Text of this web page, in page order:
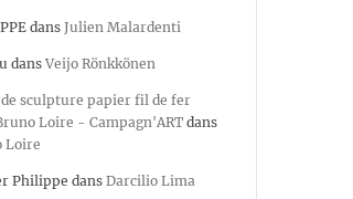
dans Julien Malardenti
dans Veijo Rönkkönen
de sculpture papier fil de fer
Loire - Campagn'ART dans
Loire
Philippe dans Darcilio Lima